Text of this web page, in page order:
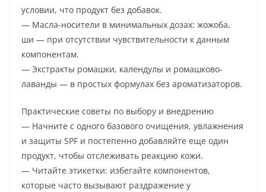
условии, что продукт без добавок.
— Масла-носители в минимальных дозах: жожоба,
ши — при отсутствии чувствительности к данным
компонентам.
— Экстракты ромашки, календулы и ромашково-
лаванды — в простых формулах без ароматизаторов.
Практические советы по выбору и внедрению
— Начните с одного базового очищения, увлажнения
и защиты SPF и постепенно добавляйте еще один
продукт, чтобы отслеживать реакцию кожи.
— Читайте этикетки: избегайте компонентов,
которые часто вызывают раздражение у